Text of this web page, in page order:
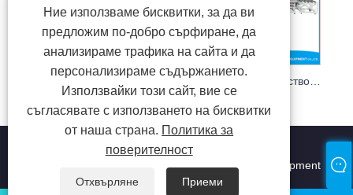
Ние използваме бисквитки, за да ви
предложим по-добро сърфиране, да
анализираме трафика на сайта и да
персонализираме съдържанието.
Използвайки този сайт, вие се
съгласявате с използването на бисквитки
от наша страна. Политика за
поверителност
Отхвърляне Приеми
Авторско право © 2022 Zhaoqing Kerun Vacuum Equipment
CO., LTD. Всички права запазени.